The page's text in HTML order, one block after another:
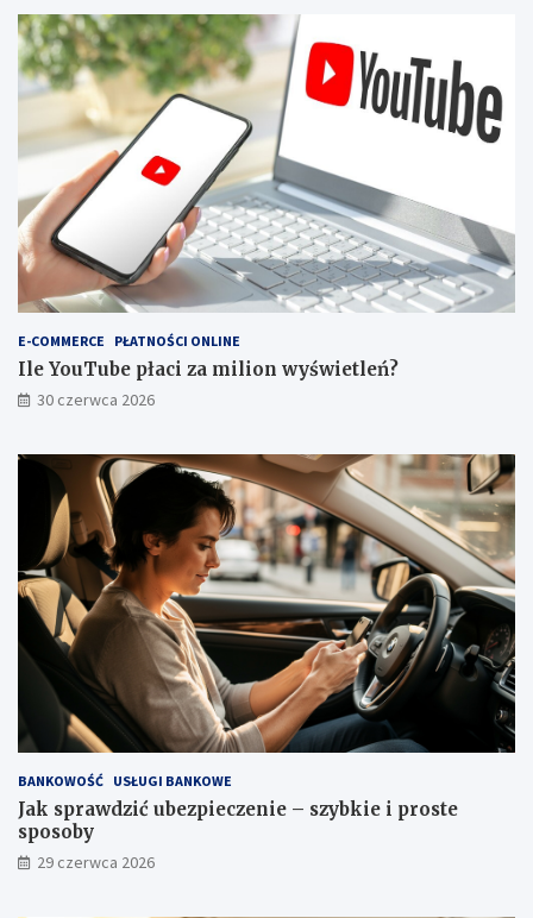
E-COMMERCE PŁATNOŚCI ONLINE
Ile YouTube płaci za milion wyświetleń?
30 czerwca 2026
BANKOWOŚĆ USŁUGI BANKOWE
Jak sprawdzić ubezpieczenie – szybkie i proste
sposoby
29 czerwca 2026